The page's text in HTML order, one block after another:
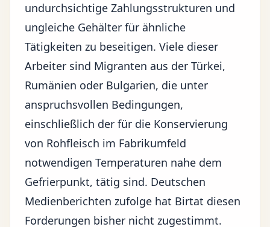
undurchsichtige Zahlungsstrukturen und
ungleiche Gehälter für ähnliche
Tätigkeiten zu beseitigen. Viele dieser
Arbeiter sind Migranten aus der Türkei,
Rumänien oder Bulgarien, die unter
anspruchsvollen Bedingungen,
einschließlich der für die Konservierung
von Rohfleisch im Fabrikumfeld
notwendigen Temperaturen nahe dem
Gefrierpunkt, tätig sind. Deutschen
Medienberichten zufolge hat Birtat diesen
Forderungen bisher nicht zugestimmt.